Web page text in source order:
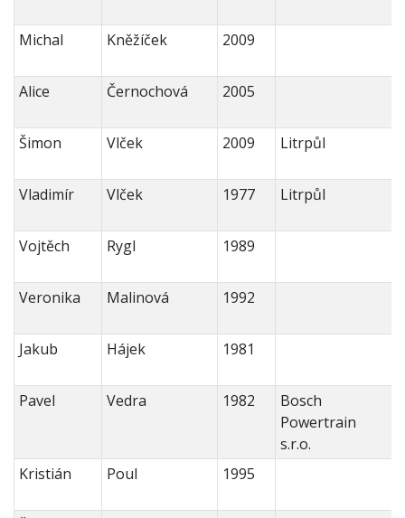
Michal Kněžíček 2009
Alice Černochová 2005
Šimon Vlček 2009 Litrpůl
Vladimír Vlček 1977 Litrpůl
Vojtěch Rygl 1989
Veronika Malinová 1992
Jakub Hájek 1981
Pavel Vedra 1982
Bosch
Powertrain
s.r.o.
Kristián
Poul 1995